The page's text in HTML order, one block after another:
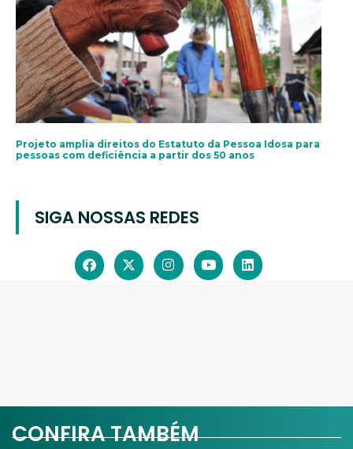
Projeto amplia direitos do Estatuto da Pessoa Idosa para
pessoas com deficiência a partir dos 50 anos
SIGA NOSSAS REDES
CONFIRA TAMBÉM